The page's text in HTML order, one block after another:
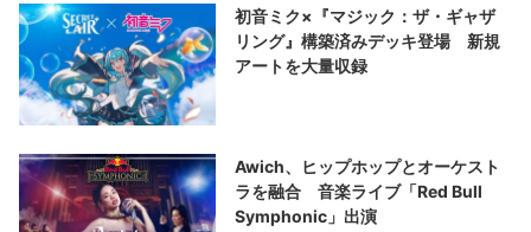
初音ミク×『マジック：ザ・ギャザ
リング』構築済みデッキ登場 新規
アートを大量収録
Awich、ヒップホップとオーケスト
ラを融合 音楽ライブ「Red Bull
Symphonic」出演